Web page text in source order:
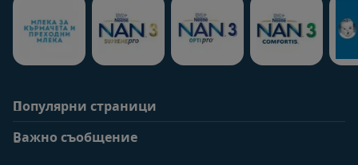
Популярни страници
Често задавани
Важно съобщение